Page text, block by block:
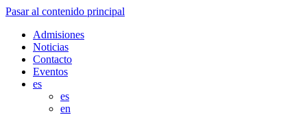
Pasar al contenido principal
Admisiones
Noticias
Contacto
Eventos
es
es
en